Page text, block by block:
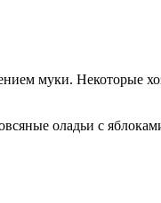
муки. Некоторые
оладьи с